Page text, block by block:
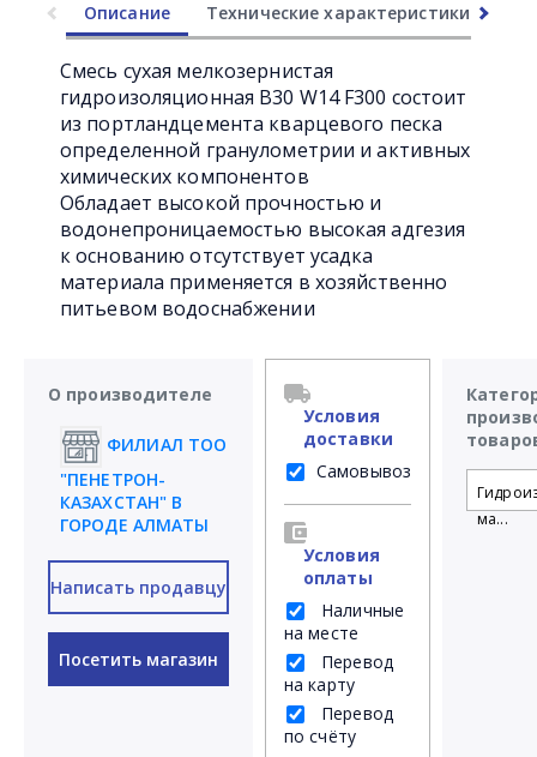
Описание Технические характеристики
Смесь сухая мелкозернистая
гидроизоляционная B30 W14 F300 состоит
из портландцемента кварцевого песка
определенной гранулометрии и активных
химических компонентов
Обладает высокой прочностью и
водонепроницаемостью высокая адгезия
к основанию отсутствует усадка
материала применяется в хозяйственно
питьевом водоснабжении
О производителе
ФИЛИАЛ ТОО
"ПЕНЕТРОН-
КАЗАХСТАН" В
ГОРОДЕ АЛМАТЫ
Написать продавцу
Посетить магазин
Условия
доставки
Самовывоз
Условия
оплаты
Наличные
на месте
Перевод
на карту
Перевод
по счёту
ма...